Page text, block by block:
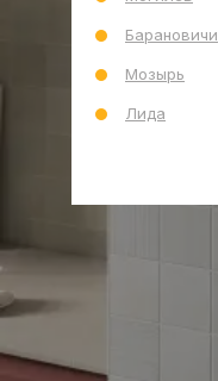
Барановичи
Мозырь
Лида